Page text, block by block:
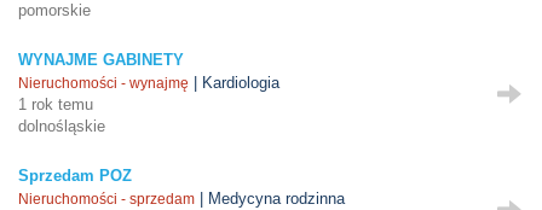
pomorskie
WYNAJME GABINETY
Nieruchomości - wynajmę
| Kardiologia
1 rok temu
dolnośląskie
Sprzedam POZ
Nieruchomości - sprzedam | Medycyna rodzinna